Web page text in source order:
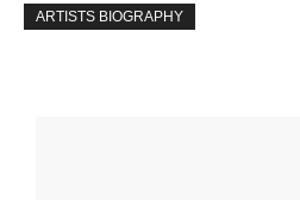
ARTISTS BIOGRAPHY